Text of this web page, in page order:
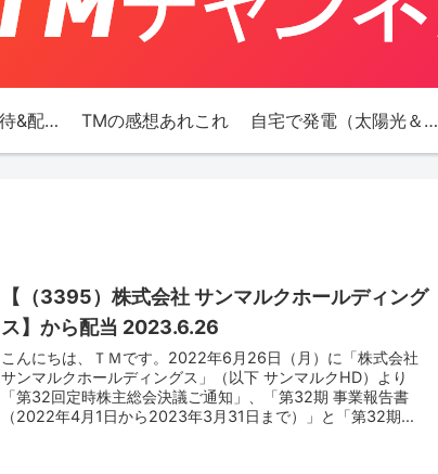
TMの株（株主優待&配当） TMの感想あれこれ 自宅で発電（太陽光＆エネファーム）
【（3395）株式会社 サンマルクホールディング
ス】から配当 2023.6.26
こんにちは、ＴＭです。2022年6月26日（月）に「株式会社
サンマルクホールディングス」（以下 サンマルクHD）より
「第32回定時株主総会決議ご通知」、「第32期 事業報告書
（2022年4月1日から2023年3月31日まで）」と「第32期...